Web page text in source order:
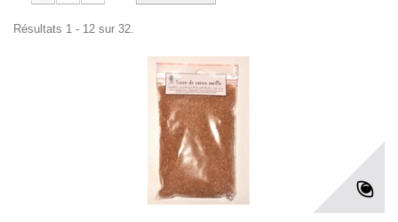
Résultats 1 - 12 sur 32.